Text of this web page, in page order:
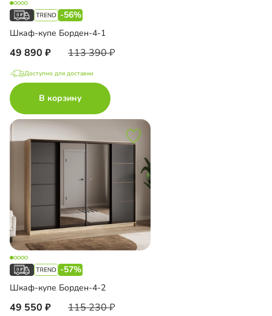
-56%
Шкаф-купе Борден-4-1
49 890 113 390
Доступно для доставки
В корзину
-57%
Шкаф-купе Борден-4-2
49 550 115 230